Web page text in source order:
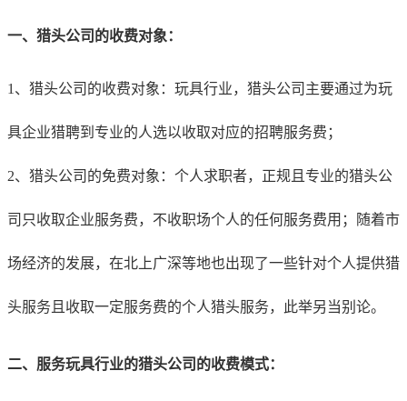
一、猎头公司的收费对象：
1、猎头公司的收费对象：玩具行业，猎头公司主要通过为玩
具企业猎聘到专业的人选以收取对应的招聘服务费；
2、猎头公司的免费对象：个人求职者，正规且专业的猎头公
司只收取企业服务费，不收职场个人的任何服务费用；随着市
场经济的发展，在北上广深等地也出现了一些针对个人提供猎
头服务且收取一定服务费的个人猎头服务，此举另当别论。
二、服务玩具行业的猎头公司的收费模式：